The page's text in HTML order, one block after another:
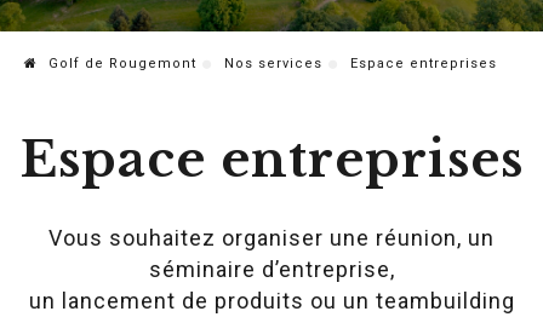
Golf de Rougemont Nos services Espace entreprises
Espace entreprises
Vous souhaitez organiser une réunion, un
séminaire d’entreprise,
un lancement de produits ou un teambuilding